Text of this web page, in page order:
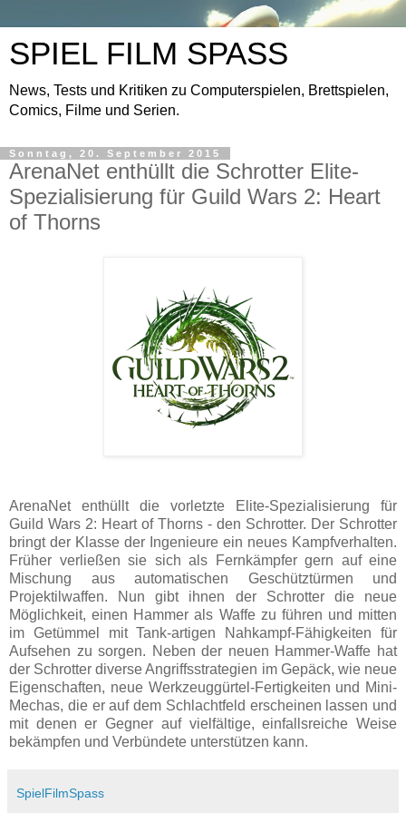
SPIEL FILM SPASS
News, Tests und Kritiken zu Computerspielen, Brettspielen,
Comics, Filme und Serien.
Sonntag, 20. September 2015
ArenaNet enthüllt die Schrotter Elite-
Spezialisierung für Guild Wars 2: Heart
of Thorns
ArenaNet enthüllt die vorletzte Elite-Spezialisierung für
Guild Wars 2: Heart of Thorns - den Schrotter. Der Schrotter
bringt der Klasse der Ingenieure ein neues Kampfverhalten.
Früher verließen sie sich als Fernkämpfer gern auf eine
Mischung aus automatischen Geschütztürmen und
Projektilwaffen. Nun gibt ihnen der Schrotter die neue
Möglichkeit, einen Hammer als Waffe zu führen und mitten
im Getümmel mit Tank-artigen Nahkampf-Fähigkeiten für
Aufsehen zu sorgen. Neben der neuen Hammer-Waffe hat
der Schrotter diverse Angriffsstrategien im Gepäck, wie neue
Eigenschaften, neue Werkzeuggürtel-Fertigkeiten und Mini-
Mechas, die er auf dem Schlachtfeld erscheinen lassen und
mit denen er Gegner auf vielfältige, einfallsreiche Weise
bekämpfen und Verbündete unterstützen kann.
SpielFilmSpass